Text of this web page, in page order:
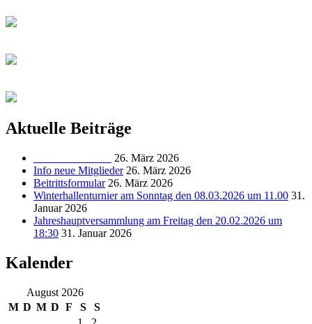
Aktuelle Beiträge
26. März 2026
Info neue Mitglieder 26. März 2026
Beitrittsformular 26. März 2026
Winterhallenturnier am Sonntag den 08.03.2026 um 11.00 31.
Januar 2026
Jahreshauptversammlung am Freitag den 20.02.2026 um
18:30 31. Januar 2026
Kalender
August 2026
M D M D F S
S